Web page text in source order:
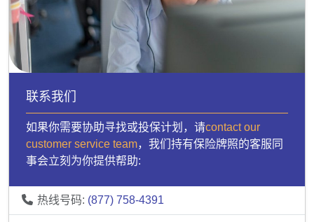
联系我们
如果你需要协助寻找或投保计划，请contact our
customer service team，我们持有保险牌照的客服同
事会立刻为你提供帮助:
热线号码: (877) 758-4391